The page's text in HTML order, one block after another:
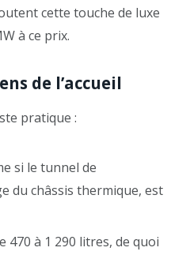
cette touche de luxe
à ce prix.
de l’accueil
pratique :
si le tunnel de
du châssis thermique, est
470 à 1 290 litres, de quoi